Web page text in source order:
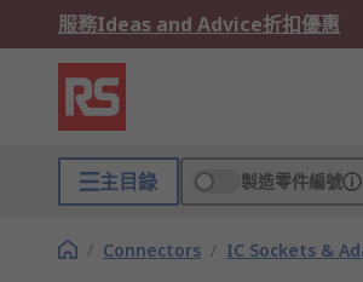
服務Ideas and Advice折扣優惠
主目錄 製造零件編號
/ Connectors / IC Sockets &